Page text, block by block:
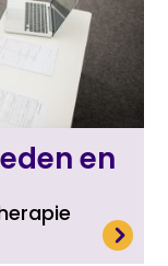
en
Lees meer